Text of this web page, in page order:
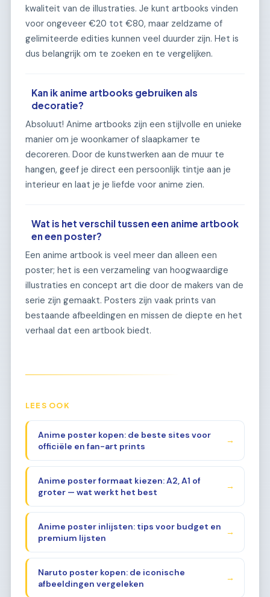
kwaliteit van de illustraties. Je kunt artbooks vinden
voor ongeveer €20 tot €80, maar zeldzame of
gelimiteerde edities kunnen veel duurder zijn. Het is
dus belangrijk om te zoeken en te vergelijken.
Kan ik anime artbooks gebruiken als
decoratie?
Absoluut! Anime artbooks zijn een stijlvolle en unieke
manier om je woonkamer of slaapkamer te
decoreren. Door de kunstwerken aan de muur te
hangen, geef je direct een persoonlijk tintje aan je
interieur en laat je je liefde voor anime zien.
Wat is het verschil tussen een anime artbook
en een poster?
Een anime artbook is veel meer dan alleen een
poster; het is een verzameling van hoogwaardige
illustraties en concept art die door de makers van de
serie zijn gemaakt. Posters zijn vaak prints van
bestaande afbeeldingen en missen de diepte en het
verhaal dat een artbook biedt.
LEES OOK
Anime poster kopen: de beste sites voor
officiële en fan-art prints
→
Anime poster formaat kiezen: A2, A1 of
groter — wat werkt het best
→
Anime poster inlijsten: tips voor budget en
premium lijsten
→
Naruto poster kopen: de iconische
afbeeldingen vergeleken
→